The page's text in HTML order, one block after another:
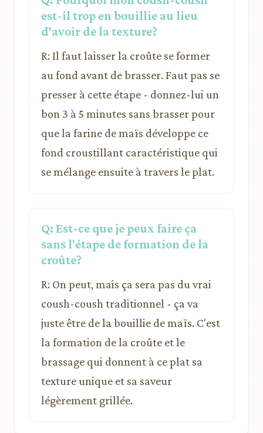
est-il trop en bouillie au lieu
d'avoir de la texture?
R: Il faut laisser la croûte se former
au fond avant de brasser. Faut pas se
presser à cette étape - donnez-lui un
bon 3 à 5 minutes sans brasser pour
que la farine de maïs développe ce
fond croustillant caractéristique qui
se mélange ensuite à travers le plat.
Q: Est-ce que je peux faire ça
sans l'étape de formation de la
croûte?
R: On peut, mais ça sera pas du vrai
coush-coush traditionnel - ça va
juste être de la bouillie de maïs. C'est
la formation de la croûte et le
brassage qui donnent à ce plat sa
texture unique et sa saveur
légèrement grillée.